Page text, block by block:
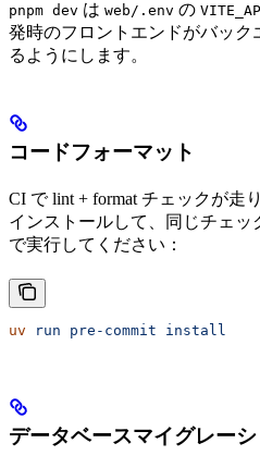
pnpm dev は web/.env の
発時のフロントエンドがバック
るようにします。
コードフォーマット
CI で lint + format チェックが走
インストールして、同じチェ
で実行してください：
uv run pre-commit install
データベースマイグレー